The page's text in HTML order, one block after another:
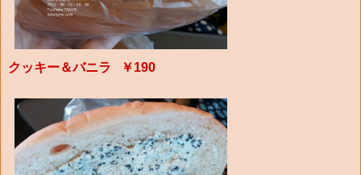
クッキー＆バニラ ￥190